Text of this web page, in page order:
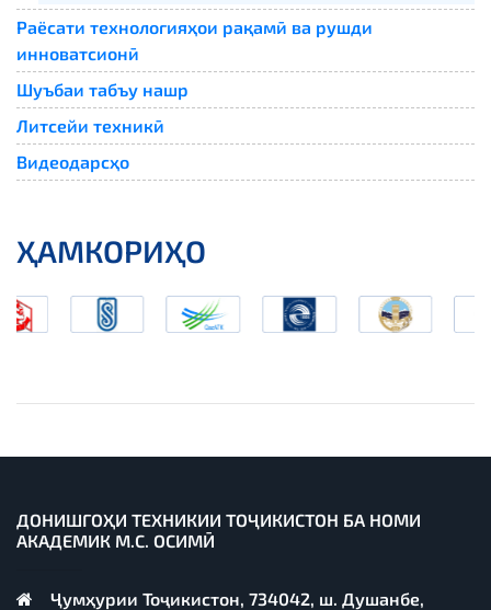
Раёсати технологияҳои рақамӣ ва рушди
инноватсионӣ
Шуъбаи табъу нашр
Литсейи техникӣ
Видеодарсҳо
ҲАМКОРИҲО
ДОНИШГОҲИ ТЕХНИКИИ ТОҶИКИСТОН БА НОМИ
АКАДЕМИК М.С. ОСИМӢ
Ҷумҳурии Тоҷикистон, 734042, ш. Душанбе,